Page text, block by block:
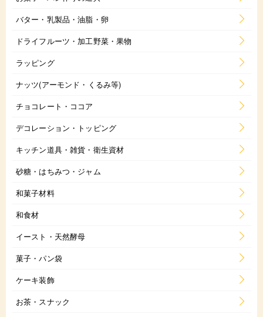
バター・乳製品・油脂・卵
ドライフルーツ・加工野菜・果物
ラッピング
ナッツ(アーモンド・くるみ等)
チョコレート・ココア
デコレーション・トッピング
キッチン道具・雑貨・衛生資材
砂糖・はちみつ・ジャム
和菓子材料
和食材
イースト・天然酵母
菓子・パン袋
ケーキ装飾
お茶・スナック